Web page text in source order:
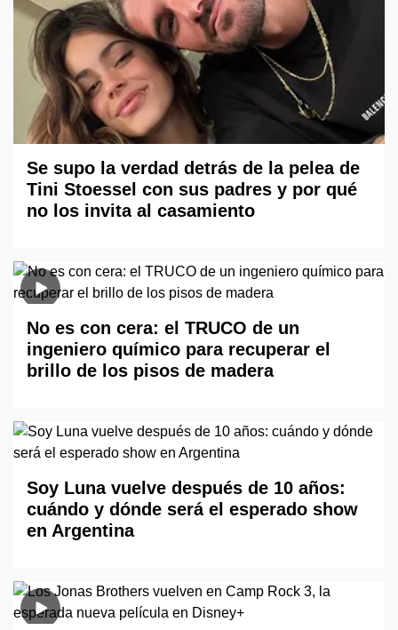
Se supo la verdad detrás de la pelea de
Tini Stoessel con sus padres y por qué
no los invita al casamiento
No es con cera: el TRUCO de un
ingeniero químico para recuperar el
brillo de los pisos de madera
Soy Luna vuelve después de 10 años:
cuándo y dónde será el esperado show
en Argentina